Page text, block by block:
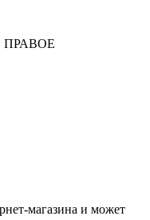
ПРАВОЕ
магазина и может